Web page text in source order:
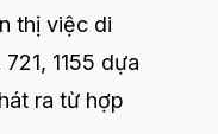
thị việc di
1155 dựa
ra từ hợp